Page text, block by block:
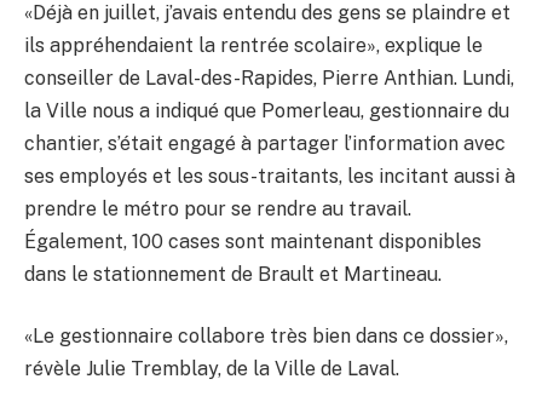
«Déjà en juillet, j’avais entendu des gens se plaindre et
ils appréhendaient la rentrée scolaire», explique le
conseiller de Laval-des-Rapides, Pierre Anthian. Lundi,
la Ville nous a indiqué que Pomerleau, gestionnaire du
chantier, s’était engagé à partager l’information avec
ses employés et les sous-traitants, les incitant aussi à
prendre le métro pour se rendre au travail.
Également, 100 cases sont maintenant disponibles
dans le stationnement de Brault et Martineau.
«Le gestionnaire collabore très bien dans ce dossier»,
révèle Julie Tremblay, de la Ville de Laval.